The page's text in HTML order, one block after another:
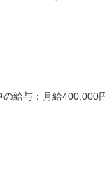
給与：月給400,000